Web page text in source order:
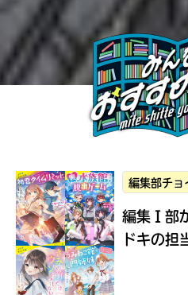
編集部チョ
編集Ｉ部
ドキの